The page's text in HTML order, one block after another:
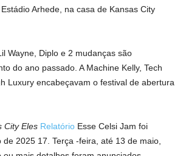
Estádio Arhede, na casa de Kansas City
Wayne, Diplo e 2 mudanças são
do ano passado. A Machine Kelly, Tech
Luxury encabeçavam o festival de abertura
City Eles Relatório Esse Celsi Jam foi
2025 17. Terça -feira, até 13 de maio,